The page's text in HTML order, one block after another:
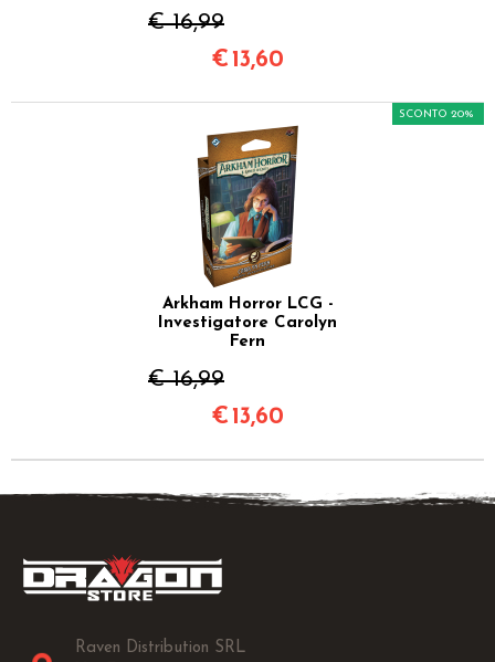
€ 16,99
€ 13,60
Arkham Horror LCG -
Investigatore Carolyn
Fern
€ 16,99
SCONTO 20%
€ 13,60
Raven Distribution SRL